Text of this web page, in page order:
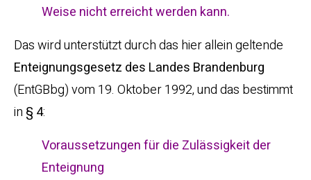
Weise nicht erreicht werden kann.
Das wird unterstützt durch das hier allein geltende
Enteignungsgesetz des Landes Brandenburg
(EntGBbg) vom 19. Oktober 1992, und das bestimmt
in § 4:
Voraussetzungen für die Zulässigkeit der
Enteignung